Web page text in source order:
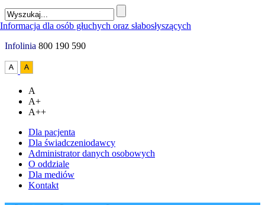
Infolinia 800 190 590
A
A+
A++
Dla pacjenta
Dla świadczeniodawcy
Administrator danych osobowych
O oddziale
Dla mediów
Kontakt